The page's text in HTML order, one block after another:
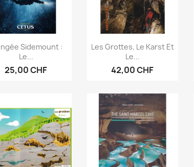
Aperçu rapide
Sidemount :
Le...
25,00 CHF
Aperçu rapide
Les Grottes, Le Karst Et
Le...
42,00 CHF